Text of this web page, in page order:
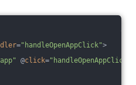
="handleOpenAppClick">
@click="handleOpenAppClick"